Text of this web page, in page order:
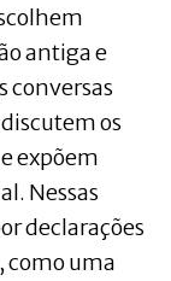
antiga e
conversas
os
expõem
Nessas
declarações
como uma